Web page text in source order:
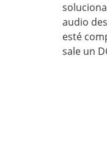
audio
esté
sale un